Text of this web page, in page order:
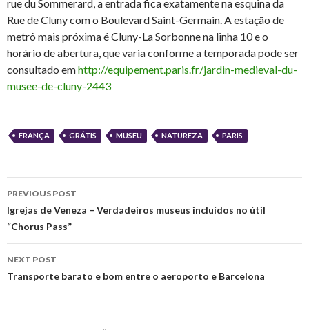
rue du Sommerard, a entrada fica exatamente na esquina da
Rue de Cluny com o Boulevard Saint-Germain. A estação de
metrô mais próxima é Cluny-La Sorbonne na linha 10 e o
horário de abertura, que varia conforme a temporada pode ser
consultado emhttp://equipement.paris.fr/jardin-medieval-du-
musee-de-cluny-2443
FRANÇA GRÁTIS MUSEU NATUREZA PARIS
Post
navigation
PREVIOUS POST
Igrejas de Veneza – Verdadeiros museus incluídos no útil
“Chorus Pass”
NEXT POST
Transporte barato e bom entre o aeroporto e Barcelona